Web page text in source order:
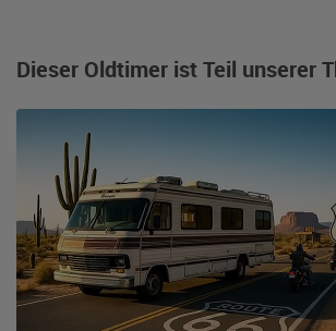
Dieser Oldtimer ist Teil unserer